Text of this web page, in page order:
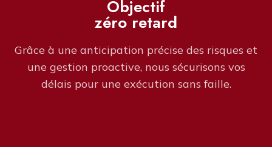
Objectif
zéro retard
Grâce à une anticipation précise des risques et
une gestion proactive, nous sécurisons vos
délais pour une exécution sans faille.